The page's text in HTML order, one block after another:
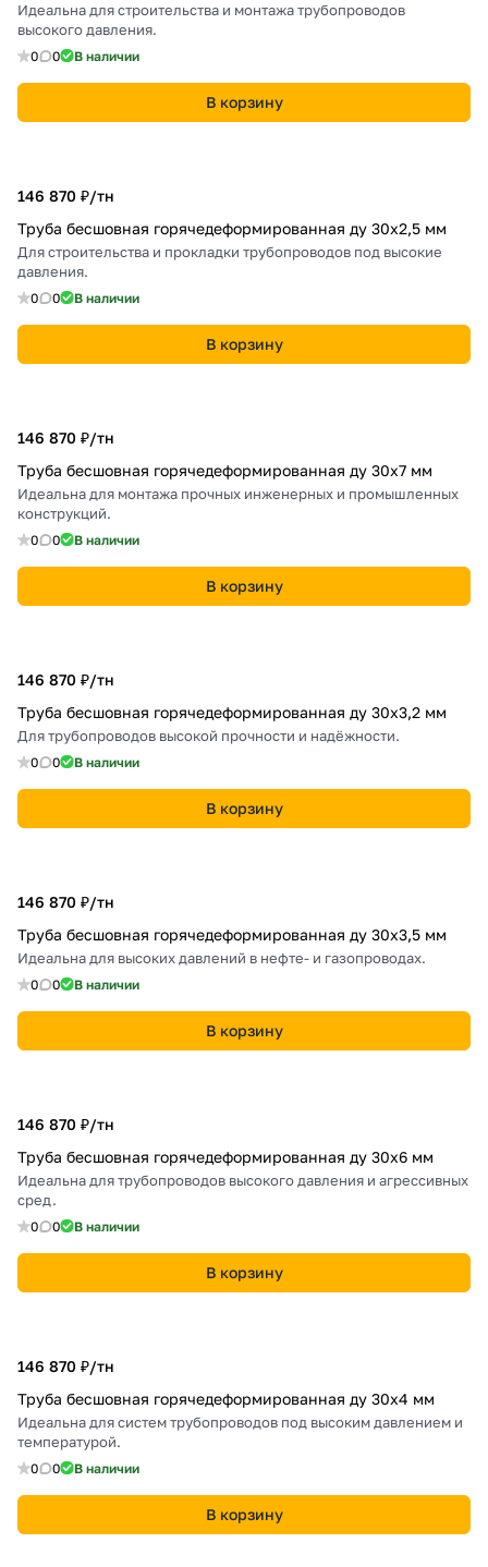
Идеальна для строительства и монтажа трубопроводов
высокого давления.
0 0 В наличии
В корзину
146 870 ₽/тн
Труба бесшовная горячедеформированная ду 30х2,5 мм
Для строительства и прокладки трубопроводов под высокие
давления.
0 0 В наличии
В корзину
146 870 ₽/тн
Труба бесшовная горячедеформированная ду 30х7 мм
Идеальна для монтажа прочных инженерных и промышленных
конструкций.
0 0 В наличии
В корзину
146 870 ₽/тн
Труба бесшовная горячедеформированная ду 30х3,2 мм
Для трубопроводов высокой прочности и надёжности.
0 0 В наличии
В корзину
146 870 ₽/тн
Труба бесшовная горячедеформированная ду 30х3,5 мм
Идеальна для высоких давлений в нефте- и газопроводах.
0 0 В наличии
В корзину
146 870 ₽/тн
Труба бесшовная горячедеформированная ду 30х6 мм
Идеальна для трубопроводов высокого давления и агрессивных
сред.
0 0 В наличии
В корзину
146 870 ₽/тн
Труба бесшовная горячедеформированная ду 30х4 мм
Идеальна для систем трубопроводов под высоким давлением и
температурой.
0 0 В наличии
В корзину